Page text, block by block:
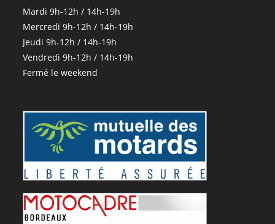
Mardi 9h-12h / 14h-19h
Mercredi 9h-12h / 14h-19h
Jeudi 9h-12h / 14h-19h
Vendredi 9h-12h / 14h-19h
Fermé le weekend